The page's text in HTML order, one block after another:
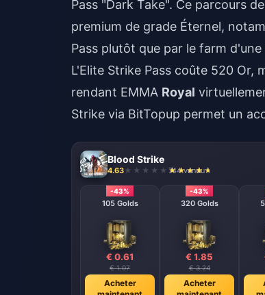
Pass "Dark Take". Ce parcours
premium de grade Éternel,
Pass plutôt que par le farm
L'Elite Strike Pass coûte 520 Or,
rendant EMMA Royal
Strike via BitTopup permet un
Blood Strike
4.63 744 vendu
-43%
105 Golds
€ 0.61
€ 1.07
Acheter
-43%
320 Golds
€ 1.85
€ 3.24
Acheter